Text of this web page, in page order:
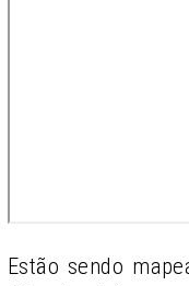
Estão sendo